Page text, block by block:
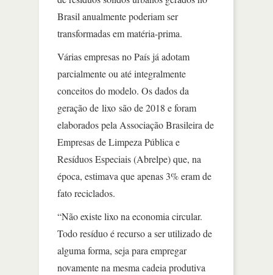
Brasil anualmente poderiam ser
transformadas em matéria-prima.
Várias empresas no País já adotam
parcialmente ou até integralmente
conceitos do modelo. Os dados da
geração de lixo são de 2018 e foram
elaborados pela Associação Brasileira de
Empresas de Limpeza Pública e
Resíduos Especiais (Abrelpe) que, na
época, estimava que apenas 3% eram de
fato reciclados.
“Não existe lixo na economia circular.
Todo resíduo é recurso a ser utilizado de
alguma forma, seja para empregar
novamente na mesma cadeia produtiva